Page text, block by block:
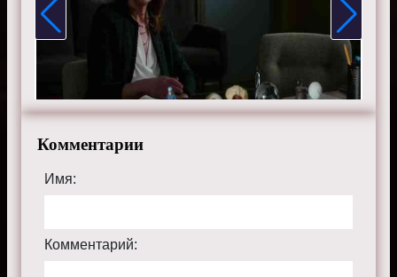
Комментарии
Имя:
Комментарий: